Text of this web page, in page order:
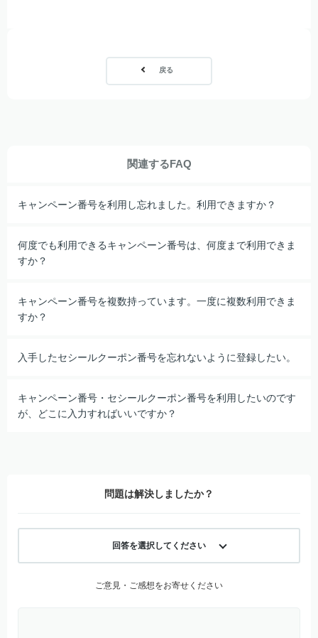
戻る
関連するFAQ
キャンペーン番号を利用し忘れました。利用できますか？
何度でも利用できるキャンペーン番号は、何度まで利用できま
すか？
キャンペーン番号を複数持っています。一度に複数利用できま
すか？
入手したセシールクーポン番号を忘れないように登録したい。
キャンペーン番号・セシールクーポン番号を利用したいのです
が、どこに入力すればいいですか？
問題は解決しましたか？
回答を選択してください
ご意見・ご感想をお寄せください